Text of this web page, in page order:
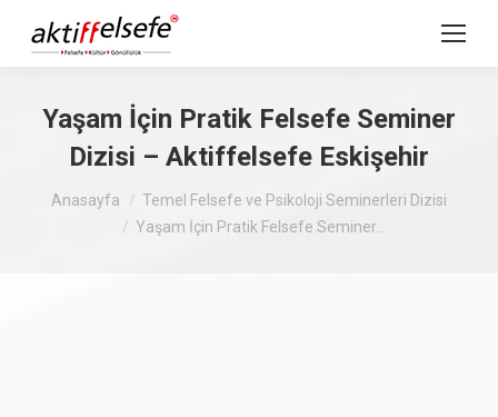
Yaşam İçin Pratik Felsefe Seminer
Dizisi – Aktiffelsefe Eskişehir
Buradasınız :
Anasayfa
Temel Felsefe ve Psikoloji Seminerleri Dizisi
Yaşam İçin Pratik Felsefe Seminer…